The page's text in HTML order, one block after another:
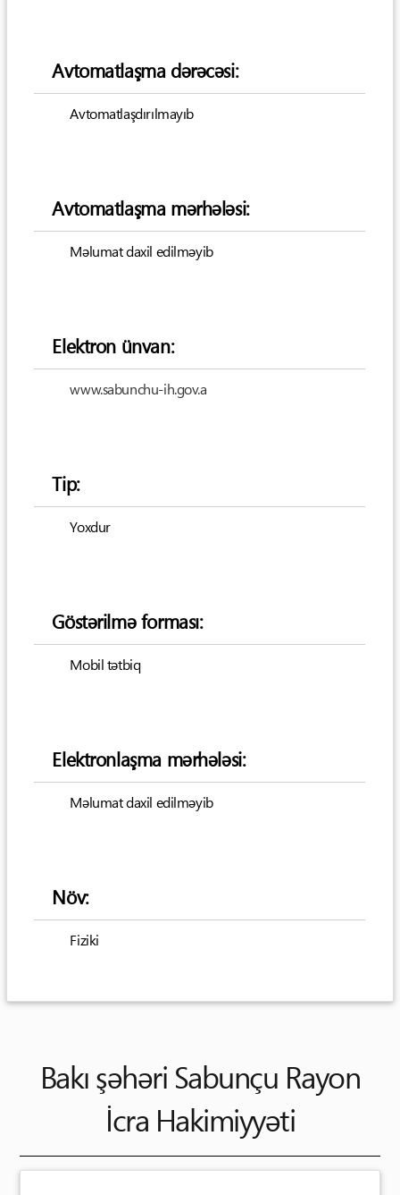
Avtomatlaşma dərəcəsi:
Avtomatlaşdırılmayıb
Avtomatlaşma mərhələsi:
Məlumat daxil edilməyib
Elektron ünvan:
www.sabunchu-ih.gov.a
Tip:
Yoxdur
Göstərilmə forması:
Mobil tətbiq
Elektronlaşma mərhələsi:
Məlumat daxil edilməyib
Növ:
Fiziki
Bakı şəhəri Sabunçu Rayon
İcra Hakimiyyəti